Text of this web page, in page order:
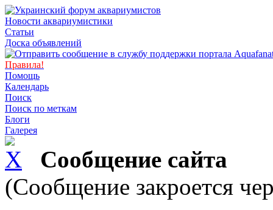
Новости аквариумистики
Статьи
Доска объявлений
Правила!
Помощь
Календарь
Поиск
Поиск по меткам
Блоги
Галерея
Сообщение сайта
(Сообщение закроется